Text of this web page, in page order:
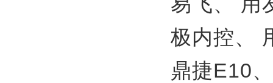
极内控、
鼎捷E10、